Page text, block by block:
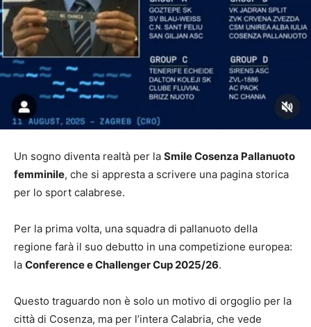
Un sogno diventa realtà per la Smile Cosenza Pallanuoto
femminile, che si appresta a scrivere una pagina storica
per lo sport calabrese.
Per la prima volta, una squadra di pallanuoto della
regione farà il suo debutto in una competizione europea:
la Conference e Challenger Cup 2025/26.
Questo traguardo non è solo un motivo di orgoglio per la
città di Cosenza, ma per l’intera Calabria, che vede